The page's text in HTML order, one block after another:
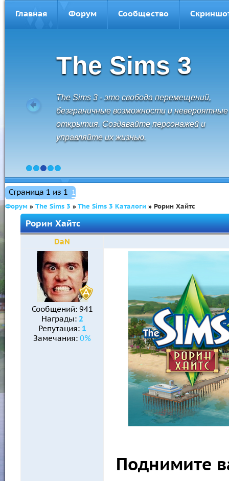
Главная Форум Сообщество
The Sims 3
The Sims 3 - это свобода перемещений,
безграничные возможности и невероятные
открытия. Создавайте персонажей и
управляйте их жизнью.
1 2 3 4 5
Страница 1 из 1 1
Форум » The Sims 3 »The Sims 3 Каталоги » Рорин Хайтс
Рорин Хайтс
DaN
Сообщений: 941
Награды: 2
Репутация: 1
Замечания: 0%
Поднимите